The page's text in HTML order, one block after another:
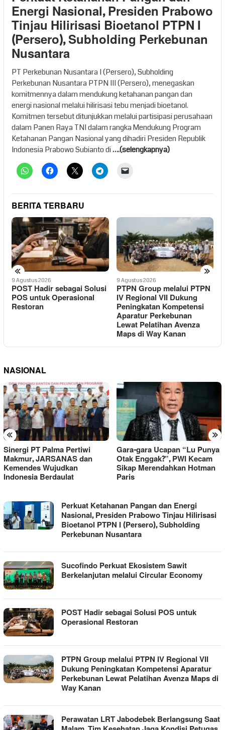
Energi Nasional, Presiden Prabowo
Tinjau Hilirisasi Bioetanol PTPN I
(Persero), Subholding Perkebunan
Nusantara
PT Perkebunan Nusantara I (Persero), Subholding
Perkebunan Nusantara PTPN III (Persero), menegaskan
komitmennya dalam mendukung ketahanan pangan dan
energi nasional melalui hilirisasi tebu menjadi bioetanol.
Komitmen tersebut ditunjukkan melalui partisipasi perusahaan
dalam Panen Raya TNI dalam rangka Mendukung Program
Ketahanan Pangan Nasional yang dihadiri Presiden Republik
Indonesia Prabowo Subianto di….(selengkapnya)
BERITA TERBARU
« »
9 Agustus 2026
PTPN Group melalui PTPN
IV Regional VII Dukung
Peningkatan Kompetensi
9 Agustus 2026
Perawatan LRT Jabodebek
Berlangsung Saat Malam,
Tim Kesehatan Jaga
Kondisi Petugas
NASIONAL
« »
Gara-gara Ucapan “Lu Punya
Otak Enggak?”, PWI Kecam
Sikap Merendahkan Hotman
Paris
Sengketa Utang-Piutang,
Terungkap Jejak Transaksi
Rp11,1 Miliar ke Rekening
Pihak Terkait
WARTA
MANDAILING
Perkuat Ketahanan Pangan dan Energi
Nasional, Presiden Prabowo Tinjau Hilirisasi
Bioetanol PTPN I (Persero), Subholding
Perkebunan Nusantara
Sucofindo Perkuat Ekosistem Sawit
Berkelanjutan melalui Circular Economy
POST Hadir sebagai Solusi POS untuk
Operasional Restoran
PTPN Group melalui PTPN IV Regional VII
Dukung Peningkatan Kompetensi Aparatur
Perkebunan Lewat Pelatihan Avenza Maps di
Way Kanan
Perawatan LRT Jabodebek Berlangsung Saat